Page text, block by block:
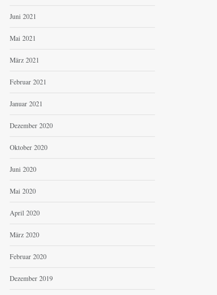
Juni 2021
Mai 2021
März 2021
Februar 2021
Januar 2021
Dezember 2020
Oktober 2020
Juni 2020
Mai 2020
April 2020
März 2020
Februar 2020
Dezember 2019